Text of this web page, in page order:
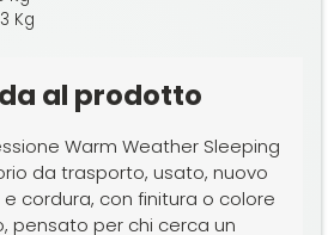
Kg
al prodotto
Warm Weather Sleeping
da trasporto, usato, nuovo
e cordura, con finitura o colore
pensato per chi cerca un